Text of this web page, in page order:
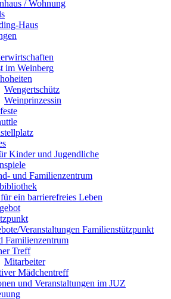
/ Wohnung
Haus
im Weinberg
Wengertschütz
Weinprinzessin
Kinder und Jugendliche
und Familienzentrum
ein barrierefreies Leben
Veranstaltungen Familienstützpunkt
Familienzentrum
Treff
Mitarbeiter
Mädchentreff
und Veranstaltungen im JUZ